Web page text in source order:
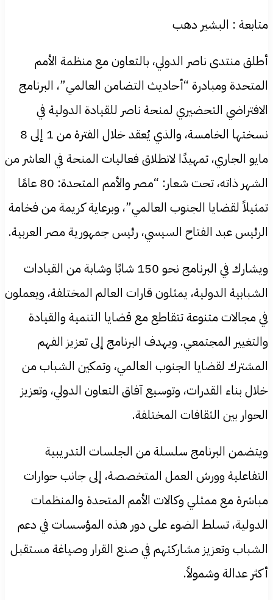
متابعة : البشير دهب
أطلق منتدى ناصر الدولي، بالتعاون مع منظمة الأمم
المتحدة ومبادرة “أحاديث التضامن العالمي”، البرنامج
الافتراضي التحضيري لمنحة ناصر للقيادة الدولية في
نسختها الخامسة، والذي يُعقد خلال الفترة من 1 إلى 8
مايو الجاري، تمهيدًا لانطلاق فعاليات المنحة في العاشر من
الشهر ذاته، تحت شعار: “مصر والأمم المتحدة: 80 عامًا
تمثيلاً لقضايا الجنوب العالمي”، وبرعاية كريمة من فخامة
الرئيس عبد الفتاح السيسي، رئيس جمهورية مصر العربية.
ويشارك في البرنامج نحو 150 شابًا وشابة من القيادات
الشبابية الدولية، يمثلون قارات العالم المختلفة، ويعملون
في مجالات متنوعة تتقاطع مع قضايا التنمية والقيادة
والتغيير المجتمعي. ويهدف البرنامج إلى تعزيز الفهم
المشترك لقضايا الجنوب العالمي، وتمكين الشباب من
خلال بناء القدرات، وتوسيع آفاق التعاون الدولي، وتعزيز
الحوار بين الثقافات المختلفة.
ويتضمن البرنامج سلسلة من الجلسات التدريبية
التفاعلية وورش العمل المتخصصة، إلى جانب حوارات
مباشرة مع ممثلي وكالات الأمم المتحدة والمنظمات
الدولية، تسلط الضوء على دور هذه المؤسسات في دعم
الشباب وتعزيز مشاركتهم في صنع القرار وصياغة مستقبل
أكثر عدالة وشمولاً.